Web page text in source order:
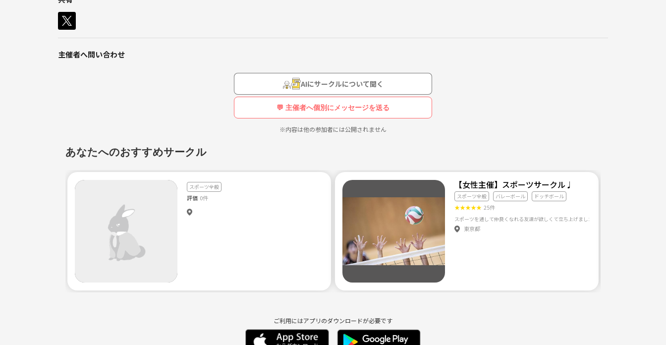
このコミュニティーでは、社会人が仲間作りを1番の目標として楽しくスポーツをしています😊
仲間作りがメインですので、初心者の方大歓迎です✨✨
スポーツには自信のない初心者の方でも楽しんで頂けるイベントを心がけていますので、
私が20代なので、20代の方大歓迎*\(^o^)/*
特に女性😆🌸 同性のお友達大募集*\(^o^)/*✨✨
開催はだいたい、平日の19時からですので、お仕事終わりにも来て頂けます🌸
主催者へ問い合わせ
AIにサークルについて聞く
💬 主催者へ個別にメッセージを送る
※内容は他の参加者には公開されません
あなたへのおすすめサークル
スポーツ全般
評価 0件
【女性主催】スポーツサークル♩
スポーツ全般 バレーボール ドッチボール
★★★★★ 25件
東京都
ご利用にはアプリのダウンロードが必要です